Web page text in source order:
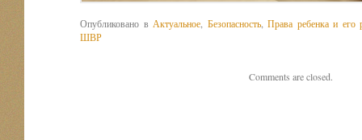
Опубликовано в Актуальное Безопасность, Права ребенка и его
ШВР
Comments are closed.